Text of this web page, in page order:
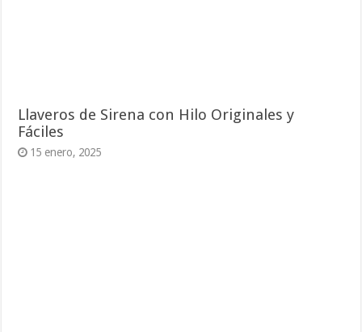
Llaveros de Sirena con Hilo Originales y
Fáciles
15 enero, 2025